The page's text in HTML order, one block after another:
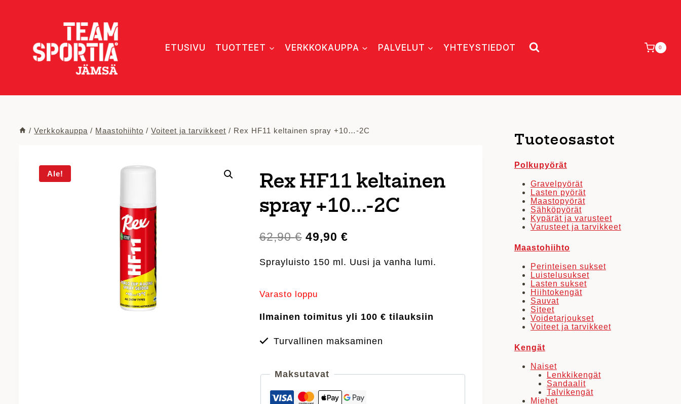
ETUSIVU TUOTTEET VERKKOKAUPPA PALVELUT YHTEYSTIEDOT 0
/ Verkkokauppa / Maastohiihto / Voiteet ja tarvikkeet / Rex HF11 keltainen spray +10…-2C
Ale!
Rex HF11 keltainen
spray +10…-2C
62,90€ Alkuperäinen
oli:
49,90 €Nykyinen
on:
Sprayluisto 150 ml. Uusi ja vanha lumi.
Varasto loppu
Ilmainen toimitus yli 100 € tilauksiin
Turvallinen maksaminen
Maksutavat
Tuoteosastot
Polkupyörät
Gravelpyörät
Lasten pyörät
Maastopyörät
Sähköpyörät
Kypärät ja varusteet
Varusteet ja tarvikkeet
Maastohiihto
Perinteisen sukset
Luistelusukset
Lasten sukset
Hiihtokengät
Sauvat
Siteet
Voidetarjoukset
Voiteet ja tarvikkeet
Kengät
Naiset
Lenkkikengät
Sandaalit
Talvikengät
Miehet